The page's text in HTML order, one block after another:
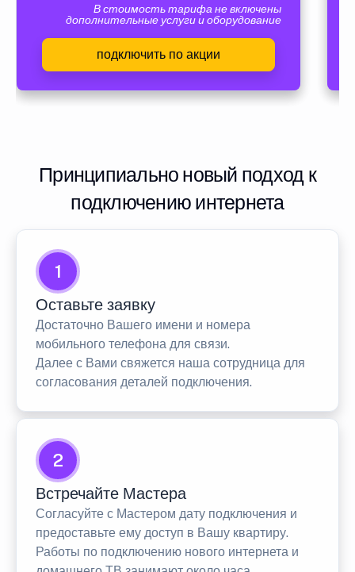
В стоимость тарифа не включены
дополнительные услуги и оборудование
подключить по акции
Принципиально новый подход к
подключению интернета
1
Оставьте заявку
Достаточно Вашего имени и номера
мобильного телефона для связи.
Далее с Вами свяжется наша сотрудница для
согласования деталей подключения.
2
Встречайте Мастера
Согласуйте с Мастером дату подключения и
предоставьте ему доступ в Вашу квартиру.
Работы по подключению нового интернета и